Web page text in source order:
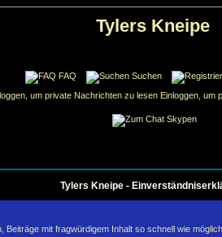
Tylers Kneipe
FAQ Suchen
Einloggen, um
Skypen
Tylers Kneipe -
mit fragwürdigem Inhalt so schnell wie